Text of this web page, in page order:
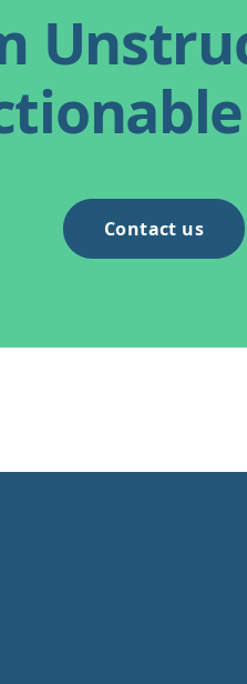
Contact us